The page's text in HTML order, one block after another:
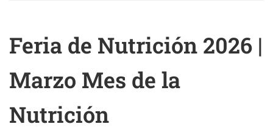
Feria de Nutrición 2026 |
Marzo Mes de la
Nutrición